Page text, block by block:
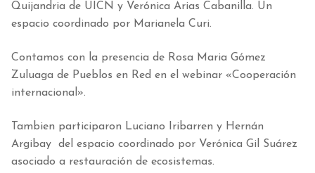
Quijandria de UICN y Verónica Arias Cabanilla. Un
espacio coordinado por Marianela Curi.
Contamos con la presencia de Rosa Maria Gómez
Zuluaga de Pueblos en Red en el webinar «Cooperación
internacional».
Tambien participaron Luciano Iribarren y Hernán
Argibay del espacio coordinado por Verónica Gil Suárez
asociado a restauración de ecosistemas.